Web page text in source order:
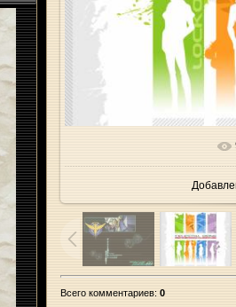
В
Всего комментариев: 0